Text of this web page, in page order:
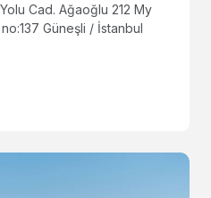
Cad. Ağaoğlu 212 My
Güneşli / İstanbul